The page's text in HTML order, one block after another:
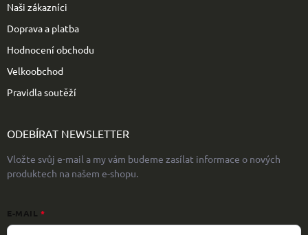
Naši zákazníci
Doprava a platba
Hodnocení obchodu
Velkoobchod
Pravidla soutěží
ODEBÍRAT NEWSLETTER
Vložte svůj e-mail a my vám budeme zasílat informace o nových
produktech na našem e-shopu.
E-MAIL